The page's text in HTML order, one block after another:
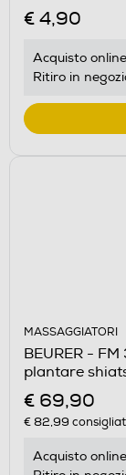
€ 4,90
Acquisto
Ritiro in
MASSAGGIATORI
BEURER -
plantare
€ 69,90
€ 82,99
Acquisto